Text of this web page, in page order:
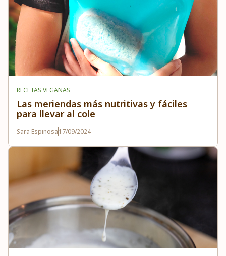
RECETAS VEGANAS
Las meriendas más nutritivas y fáciles
para llevar al cole
Sara Espinosa17/09/2024